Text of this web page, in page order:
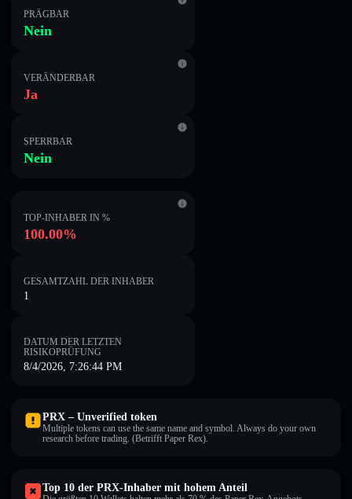
PRÄGBAR
Nein
VERÄNDERBAR
Ja
SPERRBAR
Nein
TOP-INHABER IN %
100.00%
GESAMTZAHL DER INHABER
1
DATUM DER LETZTEN
RISIKOPRÜFUNG
8/4/2026, 7:26:44 PM
PRX – Unverified token
Multiple tokens can use the same name and symbol. Always do your own
research before trading. (Betrifft Paper Rex).
Top 10 der PRX-Inhaber mit hohem Anteil